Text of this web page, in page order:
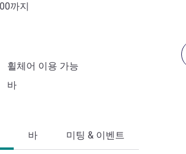
까지
휠체어 이용 가능
바
바 미팅 & 이벤트